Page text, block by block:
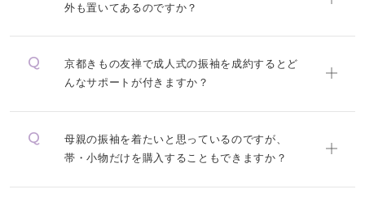
外も置いてあるのですか？
京都きもの友禅で成人式の振袖を成約するとど
んなサポートが付きますか？
母親の振袖を着たいと思っているのですが、
帯・小物だけを購入することもできますか？